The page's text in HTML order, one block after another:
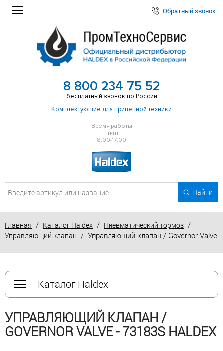
Обратный звонок
8 800 234 75 52
бесплатный звонок по России
Комплектующие для прицепной техники
Время работы
пн-пт
8:00-17:00
Найти
Главная / Каталог Haldex / Пневматический тормоз /
Управляющий клапан / Управляющий клапан / Governor Valve
Каталог Haldex
УПРАВЛЯЮЩИЙ КЛАПАН /
GOVERNOR VALVE - 73183S HALDEX